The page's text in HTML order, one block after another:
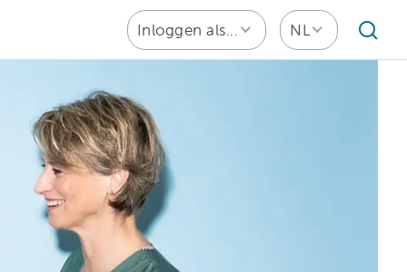
Inloggen als... NL